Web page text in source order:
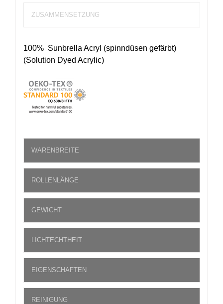
ZUSAMMENSETZUNG
100% Sunbrella Acryl (spinndüsen gefärbt)
(Solution Dyed Acrylic)
WARENBREITE
ROLLENLÄNGE
GEWICHT
LICHTECHTHEIT
EIGENSCHAFTEN
REINIGUNG